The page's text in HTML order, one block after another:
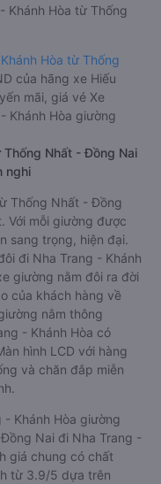
Khánh Hòa từ Thống
Hòa từ Thống
của hãng xe Hiếu
mãi, giá vé Xe
Khánh Hòa giường
Thống Nhất - Đồng Nai
nghi
Thống Nhất - Đồng
Với mỗi giường được
sang trọng, hiện đại.
đi Nha Trang - Khánh
giường nằm đôi ra đời
của khách hàng về
nằm thông
- Khánh Hòa có
hình LCD với hàng
và chăn đắp miễn
Khánh Hòa giường
Nai đi Nha Trang -
giá chung có chất
từ 3.9/5 dựa trên